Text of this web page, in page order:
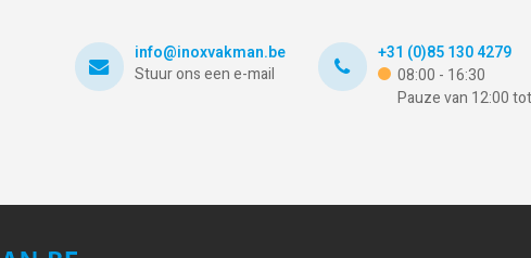
info@inoxvakman.be
Stuur ons een e-mail
+31 (0)85 130 4279
08:00 - 16:30
Pauze van 12:00